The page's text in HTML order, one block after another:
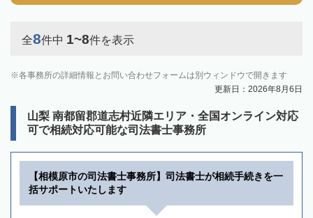
全8件中 1~8件を表示
各事務所の詳細情報とお問い合わせフォームは別ウィンドウで開きます
更新日：2026年8月6日
山梨 南都留郡道志村近隣エリア・全国オンライン対応
可で相続対応可能な司法書士事務所
【相模原市の司法書士事務所】司法書士が相続手続きを一
括サポートいたします